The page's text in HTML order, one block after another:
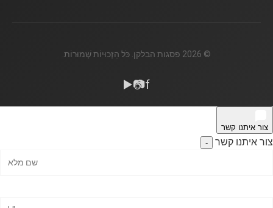
© 2026 פסגות הבלקן. כֹּל הַזְכוּיוֹת שְׁמוּרוֹת.
f
📷
▶️
צור איתנו קשר
צור איתנו קשר -